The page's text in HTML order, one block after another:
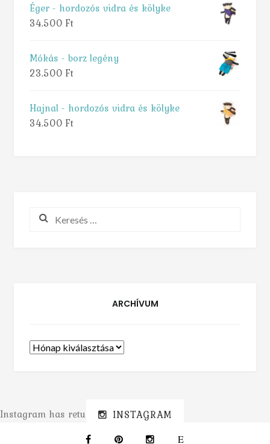
Éger - hordozós vidra és kölyke
34.500 Ft
Mókás - borz legény
23.500 Ft
Hajnal - hordozós vidra és kölyke
34.500 Ft
Keresés:
ARCHÍVUM
Archívum
Instagram has returned invalid data.
INSTAGRAM